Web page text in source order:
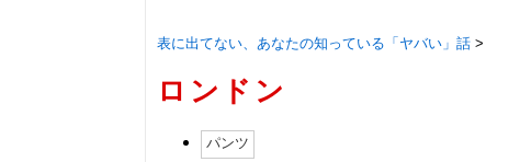
表に出てない、あなたの知っている「ヤバい」話 >
ロンドン
パンツ